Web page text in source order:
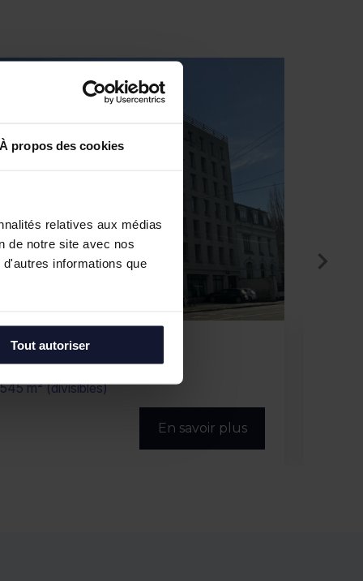
À propos des cookies
relatives aux médias
de notre site avec nos
informations que
Tout autoriser
MARCQ EN BAROEUL
Location
1 157 m² (divisibles)
En savoir plus